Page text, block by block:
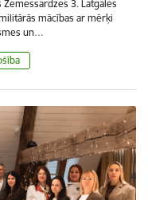
3. Latgales
mācības ar mērķi
un…